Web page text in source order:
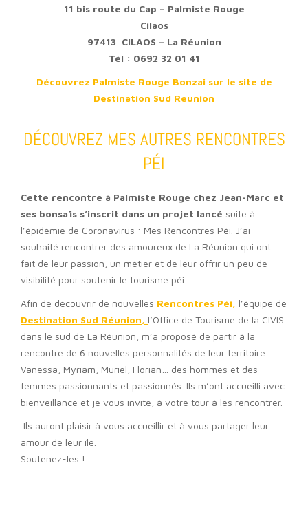
11 bis route du Cap – Palmiste Rouge
Cilaos
97413 CILAOS – La Réunion
Tél : 0692 32 01 41
Découvrez Palmiste Rouge Bonzai sur le site de
Destination Sud Reunion
DÉCOUVREZ MES AUTRES RENCONTRES
PÉI
Cette rencontre à Palmiste Rouge chez Jean-Marc et
ses bonsaïs s’inscrit dans un projet lancé suite à
l’épidémie de Coronavirus : Mes Rencontres Péi. J’ai
souhaité rencontrer des amoureux de La Réunion qui ont
fait de leur passion, un métier et de leur offrir un peu de
visibilité pour soutenir le tourisme péi.
Afin de découvrir de nouvelles Rencontres Péi, l’équipe de
Destination Sud Réunion, l’Office de Tourisme de la CIVIS
dans le sud de La Réunion, m’a proposé de partir à la
rencontre de 6 nouvelles personnalités de leur territoire.
Vanessa, Myriam, Muriel, Florian… des hommes et des
femmes passionnants et passionnés. Ils m’ont accueilli avec
bienveillance et je vous invite, à votre tour à les rencontrer.
Ils auront plaisir à vous accueillir et à vous partager leur
amour de leur île.
Soutenez-les !